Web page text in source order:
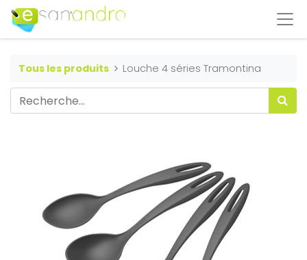
Tous les produits Louche 4 séries Tramontina